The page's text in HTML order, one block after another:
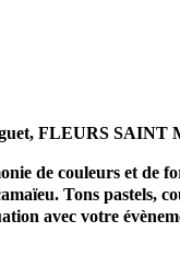
FLEURS
de couleurs et de
Tons pastels,
avec votre